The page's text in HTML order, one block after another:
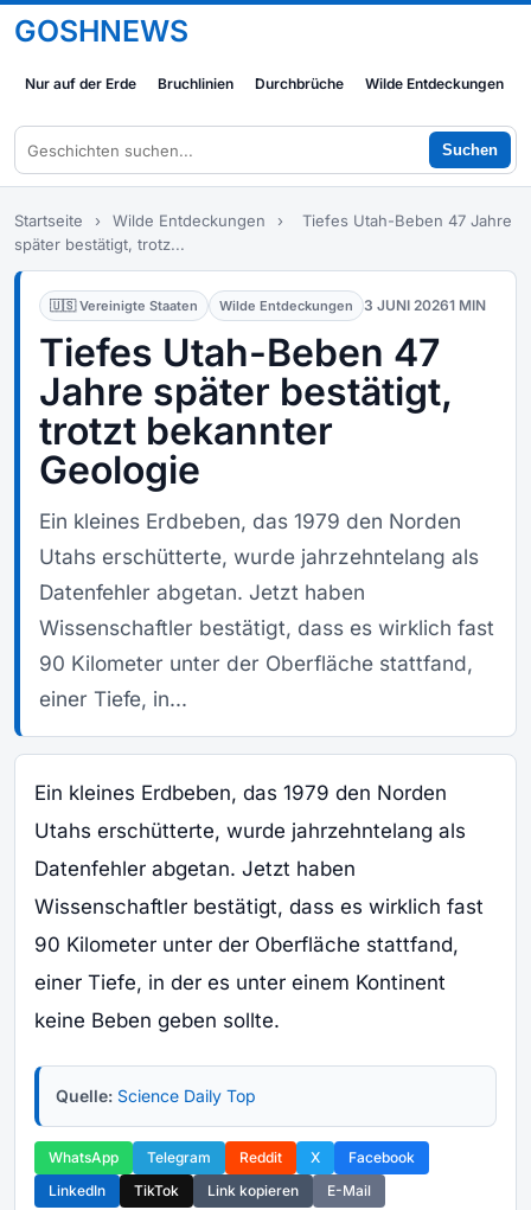
GOSHNEWS
Nur auf der Erde Bruchlinien Durchbrüche Wilde Entdeckungen
Suchen
Startseite › Wilde Entdeckungen ›
Tiefes Utah-Beben 47 Jahre
später bestätigt, trotz...
🇺🇸 Vereinigte Staaten Wilde Entdeckungen 3 JUNI 20261 MIN
Tiefes Utah-Beben 47
Jahre später bestätigt,
trotzt bekannter
Geologie
Ein kleines Erdbeben, das 1979 den Norden
Utahs erschütterte, wurde jahrzehntelang als
Datenfehler abgetan. Jetzt haben
Wissenschaftler bestätigt, dass es wirklich fast
90 Kilometer unter der Oberfläche stattfand,
einer Tiefe, in...
Ein kleines Erdbeben, das 1979 den Norden
Utahs erschütterte, wurde jahrzehntelang als
Datenfehler abgetan. Jetzt haben
Wissenschaftler bestätigt, dass es wirklich fast
90 Kilometer unter der Oberfläche stattfand,
einer Tiefe, in der es unter einem Kontinent
keine Beben geben sollte.
Quelle: Science Daily Top
WhatsApp Telegram Reddit X
Facebook
LinkedIn
TikTok Link kopieren E-Mail